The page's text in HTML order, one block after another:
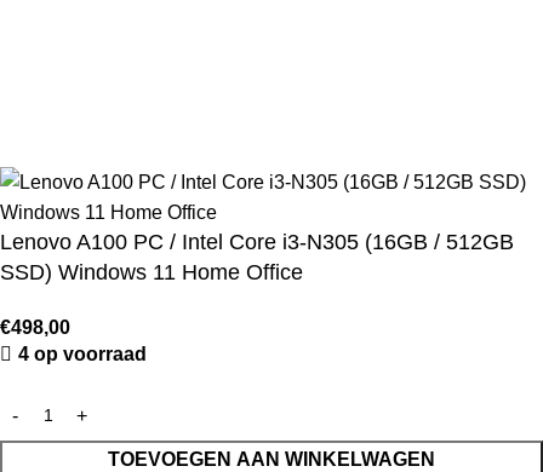
Lenovo A100 PC / Intel Core i3-N305 (16GB / 512GB
SSD) Windows 11 Home Office
€498,00
4 op voorraad
TOEVOEGEN AAN WINKELWAGEN